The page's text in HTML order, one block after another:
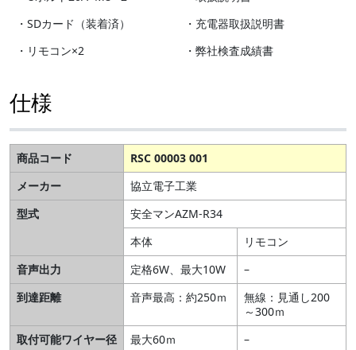
・SDカード（装着済）
・充電器取扱説明書
・リモコン×2
・弊社検査成績書
仕様
商品コード
RSC 00003 001
メーカー
協立電子工業
型式
安全マンAZM-R34
本体
リモコン
音声出力
定格6W、最大10W
–
到達距離
音声最高：約250ｍ
無線：見通し200
～300ｍ
取付可能ワイヤー径
最大60ｍ
–